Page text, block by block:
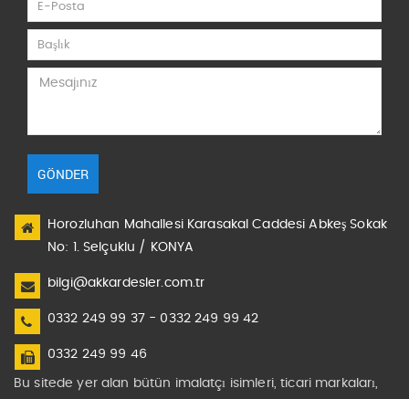
GÖNDER
Horozluhan Mahallesi Karasakal Caddesi Abkeş Sokak
No: 1. Selçuklu / KONYA
bilgi@akkardesler.com.tr
0332 249 99 37 - 0332 249 99 42
0332 249 99 46
Bu sitede yer alan bütün imalatçı isimleri, ticari markaları,